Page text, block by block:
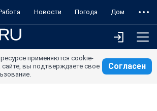
Новости Погода Дом
применяются cookie-
вы подтверждаете свое
Согласен